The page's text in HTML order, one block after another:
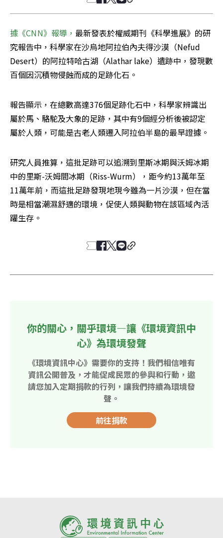
據《CNN》報導， 最新發表於權威期刊《科學進展》的研
究報告中，科學家在沙烏地阿拉伯內夫得沙漠（Nefud
Desert）的阿拉特哈古湖（Alathar lake）遺跡中，發現數
百個因沉積物侵蝕而成的足跡化石。
報告顯示，在總數高達376個足跡化石中，科學家辨識出
屬於馬、駱駝及大象的足跡，其中有9個經分析後被認定
屬於人類，可能是古老人類遷入阿拉伯半島的最早證據。
研究人員推算，這批足跡可以追溯到里斯冰期與沃姆冰期
中的里斯-沃姆間冰期（Riss-Wurm），距今約13萬年至
11萬年前，而這批足跡發現地現今雖為一片沙漠，但在當
時是相當潮濕舒適的環境，促使人類與動物在該區域內活
躍生存。
你的關心，關乎環境—讓《環境資訊中
心》為環境發聲
《環境資訊中心》需要你的支持！我們相信唯有
資訊公開普及，才能促成民眾的參與和行動，邀
請您加入定期捐款的行列，讓我們持續為環境發
聲。
前往捐款